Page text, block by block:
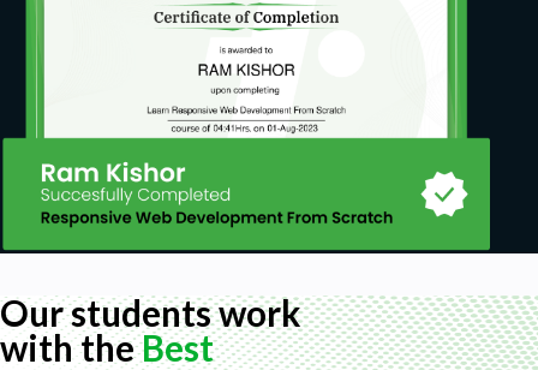
Our students work
with theBest